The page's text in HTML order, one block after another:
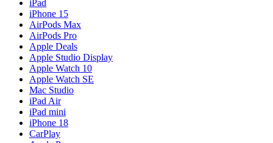
iPad
iPhone 15
AirPods Max
AirPods Pro
Apple Deals
Apple Studio Display
Apple Watch 10
Apple Watch SE
Mac Studio
iPad Air
iPad mini
iPhone 18
CarPlay